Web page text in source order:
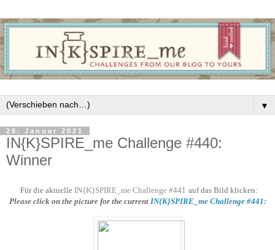
▼
28. Januar 2021
IN{K}SPIRE_me Challenge #440:
Winner
Für die aktuelle IN{K}SPIRE_me Challenge #441 auf das Bild klicken:
Please click on the picture for the current IN{K}SPIRE_me Challenge #441: